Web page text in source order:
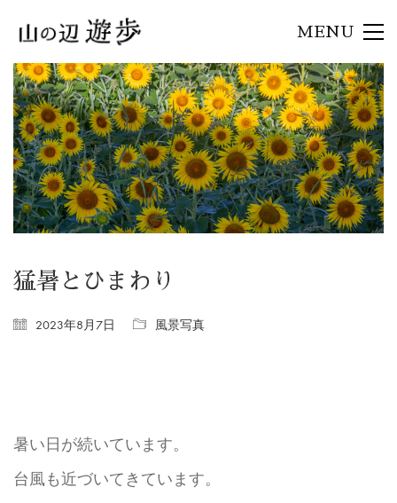
MENU
猛暑とひまわり
2023年8月7日 風景写真
暑い日が続いています。
台風も近づいてきています。